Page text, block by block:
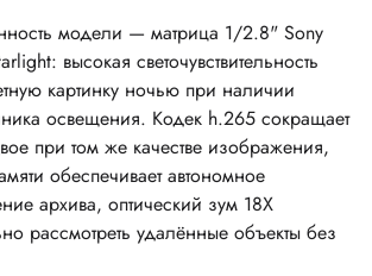
модели — матрица 1/2.8" Sony
высокая светочувствительность
картинку ночью при наличии
освещения. Кодек h.265 сокращает
при том же качестве изображения,
обеспечивает автономное
архива, оптический зум 18X
рассмотреть удалённые объекты без